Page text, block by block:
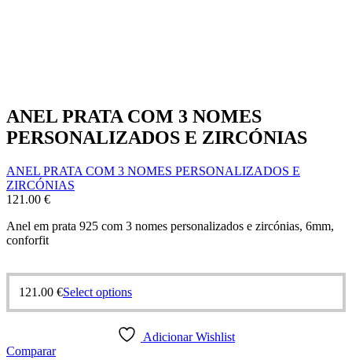
ANEL PRATA COM 3 NOMES
PERSONALIZADOS E ZIRCÓNIAS
ANEL PRATA COM 3 NOMES PERSONALIZADOS E
ZIRCÓNIAS
121.00 €
Anel em prata 925 com 3 nomes personalizados e zircónias, 6mm,
conforfit
121.00 €Select optionsThis
multiple
Adicionar Wishlist
Comparar